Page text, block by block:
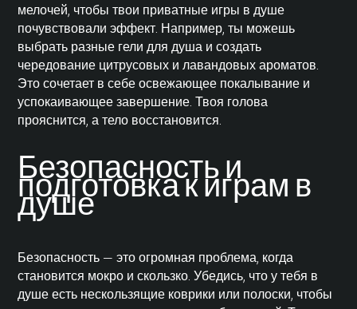
мелочей, чтобы твои приватные игры в душе
почувствовали эффект. Например, ты можешь
выбрать разные гели для душа и создать
чередование цитрусовых и лавандовых ароматов.
Это сочетает в себе освежающее покалывание и
успокаивающее завершение. Твоя голова
прояснится, а тело восстановится.
Безопасность и
подготовка к играм в
душе
Безопасность — это огромная проблема, когда
становится мокро и скользко. Убедись, что у тебя в
душе есть нескользящие коврики или полоски, чтобы